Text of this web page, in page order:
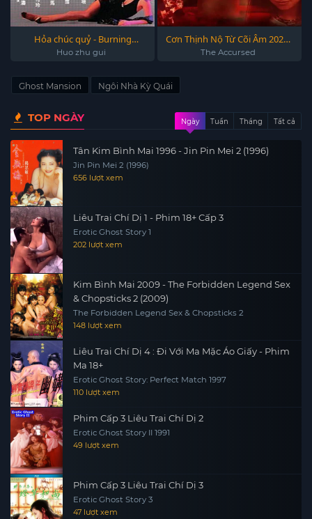
Hỏa chúc quỷ - Burning
Sensation 1989
Huo zhu gui
Cơn Thịnh Nộ Từ Cõi Âm 2022 -
The Accursed 2022
The Accursed
Ghost Mansion Ngôi Nhà Kỳ Quái
TOP NGÀY Ngày Tuần Tháng Tất cả
Tân Kim Bình Mai 1996 - Jin Pin Mei 2 (1996)
Jin Pin Mei 2 (1996)
656 lượt xem
Liêu Trai Chí Dị 1 - Phim 18+ Cấp 3
Erotic Ghost Story 1
202 lượt xem
Kim Bình Mai 2009 - The Forbidden Legend Sex
& Chopsticks 2 (2009)
The Forbidden Legend Sex & Chopsticks 2
148 lượt xem
Liêu Trai Chí Dị 4 : Đi Với Ma Mặc Áo Giấy - Phim
Ma 18+
Erotic Ghost Story: Perfect Match 1997
110 lượt xem
Phim Cấp 3 Liêu Trai Chí Dị 2
Erotic Ghost Story II 1991
49 lượt xem
Phim Cấp 3 Liêu Trai Chí Dị 3
Erotic Ghost Story 3
47 lượt xem